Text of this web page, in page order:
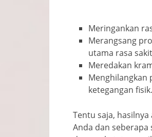
Meringankan
Merangsang
utama rasa sakit
Meredakan
Menghilangkan
ketegangan fisik.
Tentu saja,
Anda dan seberapa